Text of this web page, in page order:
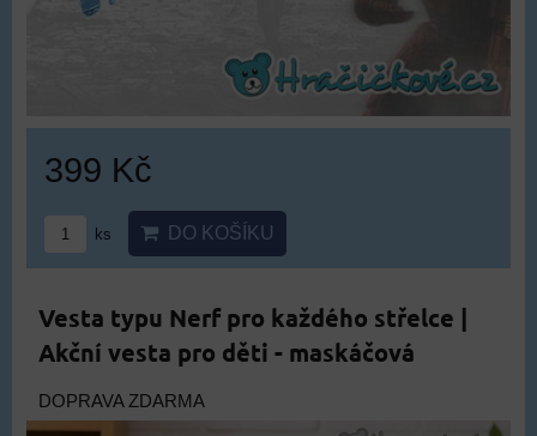
399 Kč
ks DO KOŠÍKU
Vesta typu Nerf pro každého střelce |
Akční vesta pro děti - maskáčová
DOPRAVA ZDARMA